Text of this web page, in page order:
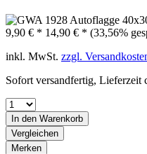
9,90 € * 14,90 € * (33,56%
inkl. MwSt. zzgl.
Sofort versandfertig, Lieferzeit
In den Warenkorb
Vergleichen
Merken